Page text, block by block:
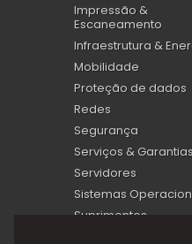
Impressão &
Escaneamento
Infraestrutura &
Mobilidade
Proteção de dados
Redes
Segurança
Serviços & Garantias
Servidores
Sistemas
Suprimentos